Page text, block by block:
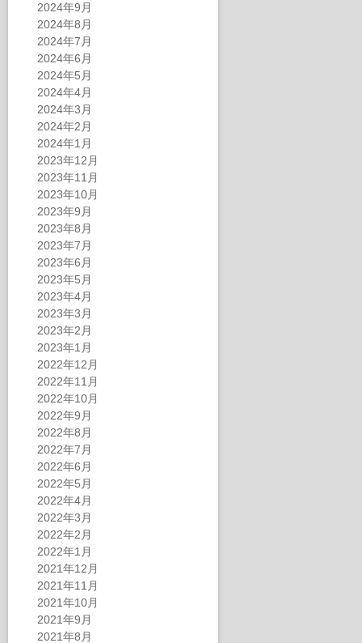
2024年9月
2024年8月
2024年7月
2024年6月
2024年5月
2024年4月
2024年3月
2024年2月
2024年1月
2023年12月
2023年11月
2023年10月
2023年9月
2023年8月
2023年7月
2023年6月
2023年5月
2023年4月
2023年3月
2023年2月
2023年1月
2022年12月
2022年11月
2022年10月
2022年9月
2022年8月
2022年7月
2022年6月
2022年5月
2022年4月
2022年3月
2022年2月
2022年1月
2021年12月
2021年11月
2021年10月
2021年9月
2021年8月